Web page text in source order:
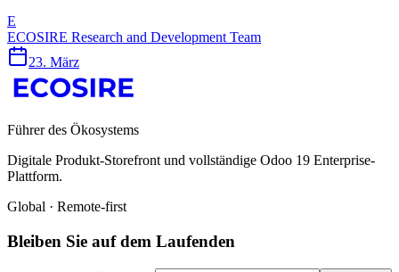
E
ECOSIRE Research and Development Team
23. März
Führer des Ökosystems
Digitale Produkt-Storefront und vollständige Odoo 19 Enterprise-
Plattform.
Global · Remote-first
Bleiben Sie auf dem Laufenden